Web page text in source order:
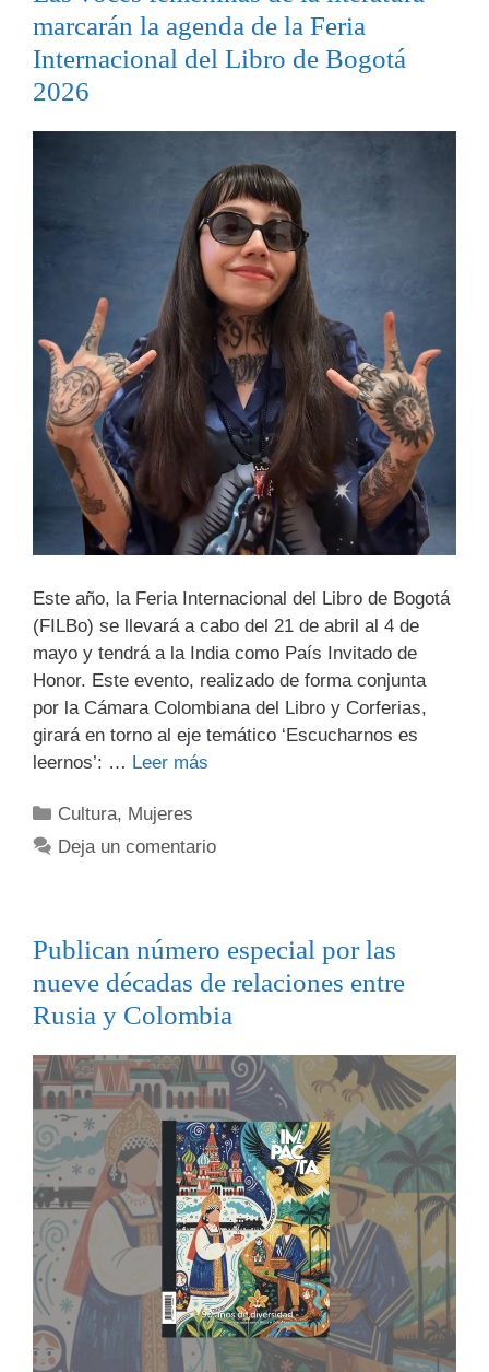
marcarán la agenda de la Feria
Internacional del Libro de Bogotá
2026
Este año, la Feria Internacional del Libro de Bogotá
(FILBo) se llevará a cabo del 21 de abril al 4 de
mayo y tendrá a la India como País Invitado de
Honor. Este evento, realizado de forma conjunta
por la Cámara Colombiana del Libro y Corferias,
girará en torno al eje temático ‘Escucharnos es
leernos’: … Leer más
Cultura, Mujeres
Deja un comentario
Publican número especial por las
nueve décadas de relaciones entre
Rusia y Colombia